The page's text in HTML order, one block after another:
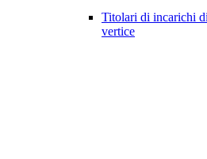
Titolari di incarichi
vertice